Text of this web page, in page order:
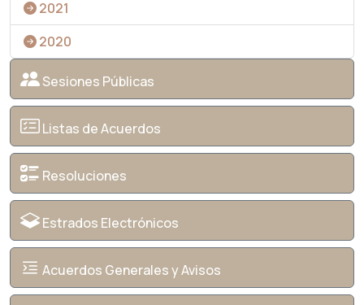
2021
2020
Sesiones Públicas
Listas de Acuerdos
Resoluciones
Estrados Electrónicos
Acuerdos Generales y Avisos